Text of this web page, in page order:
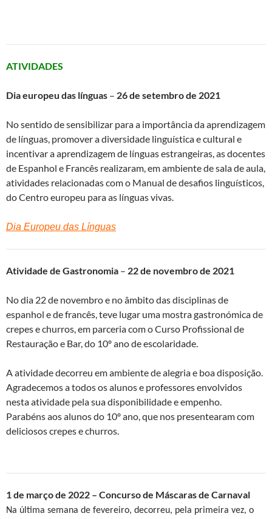
ATIVIDADES
Dia europeu das línguas – 26 de setembro de 2021
No sentido de sensibilizar para a importância da aprendizagem
de línguas, promover a diversidade linguística e cultural e
incentivar a aprendizagem de línguas estrangeiras, as docentes
de Espanhol e Francês realizaram, em ambiente de sala de aula,
atividades relacionadas com o Manual de desafios linguísticos,
do Centro europeu para as línguas vivas.
Dia Europeu das Línguas
Atividade de Gastronomia – 22 de novembro de 2021
No dia 22 de novembro e no âmbito das disciplinas de
espanhol e de francês, teve lugar uma mostra gastronómica de
crepes e churros, em parceria com o Curso Profissional de
Restauração e Bar, do 10º ano de escolaridade.
A atividade decorreu em ambiente de alegria e boa disposição.
Agradecemos a todos os alunos e professores envolvidos
nesta atividade pela sua disponibilidade e empenho.
Parabéns aos alunos do 10º ano, que nos presentearam com
deliciosos crepes e churros.
1 de março de 2022 – Concurso de Máscaras de Carnaval
Na última semana de fevereiro, decorreu, pela primeira vez, o